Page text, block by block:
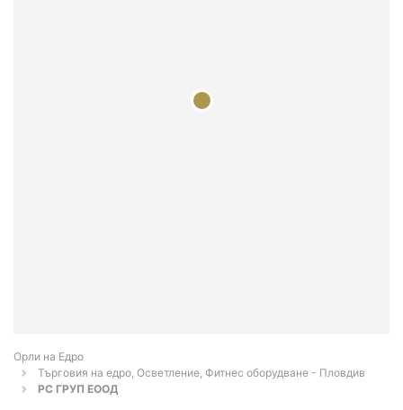
Орли на Едро
Търговия на едро, Осветление, Фитнес оборудване - Пловдив
РС ГРУП ЕООД